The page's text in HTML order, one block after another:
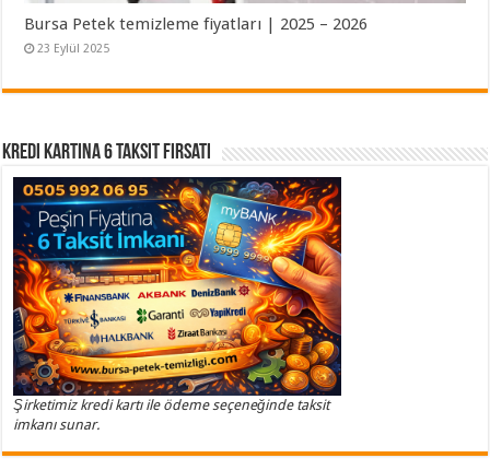
Bursa Petek temizleme fiyatları | 2025 – 2026
23 Eylül 2025
Kredi Kartına 6 Taksit Fırsatı
Şirketimiz kredi kartı ile ödeme seçeneğinde taksit
imkanı sunar.